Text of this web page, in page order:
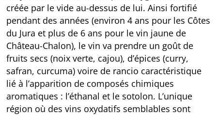
créée par le vide au-dessus de lui. Ainsi fortifié
pendant des années (environ 4 ans pour les Côtes
du Jura et plus de 6 ans pour le vin jaune de
Château-Chalon), le vin va prendre un goût de
fruits secs (noix verte, cajou), d’épices (curry,
safran, curcuma) voire de rancio caractéristique
lié à l’apparition de composés chimiques
aromatiques : l’éthanal et le sotolon. L’unique
région où des vins oxydatifs semblables sont